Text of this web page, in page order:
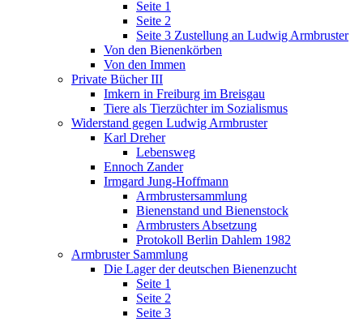
Seite 1
Seite 2
Seite 3 Zustellung an Ludwig Armbruster
Von den Bienenkörben
Von den Immen
Private Bücher III
Imkern in Freiburg im Breisgau
Tiere als Tierzüchter im Sozialismus
Widerstand gegen Ludwig Armbruster
Karl Dreher
Lebensweg
Ennoch Zander
Irmgard Jung-Hoffmann
Armbrustersammlung
Bienenstand und Bienenstock
Armbrusters Absetzung
Protokoll Berlin Dahlem 1982
Armbruster Sammlung
Die Lager der deutschen Bienenzucht
Seite 1
Seite 2
Seite 3